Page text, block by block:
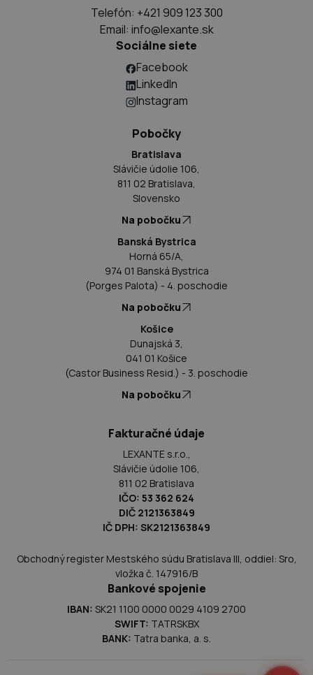
Telefón: +421 909 123 300
Email: info@lexante.sk
Sociálne siete
Facebook
LinkedIn
Instagram
Pobočky
Bratislava
Slávičie údolie 106,
811 02 Bratislava,
Slovensko
Na pobočku
Banská Bystrica
Horná 65/A,
974 01 Banská Bystrica
(Porges Palota) - 4. poschodie
Na pobočku
Košice
Dunajská 3,
041 01 Košice
(Castor Business Resid.) - 3. poschodie
Na pobočku
Fakturačné údaje
LEXANTE s.r.o.,
Slávičie údolie 106,
811 02 Bratislava
IČO: 53 362 624
DIČ 2121363849
IČ DPH: SK2121363849
Obchodný register Mestského súdu Bratislava III, oddiel: Sro,
vložka č. 147916/B
Bankové spojenie
IBAN: SK21 1100 0000 0029 4109 2700
SWIFT: TATRSKBX
BANK: Tatra banka, a. s.